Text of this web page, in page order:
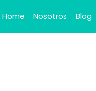
Home Nosotros Blog